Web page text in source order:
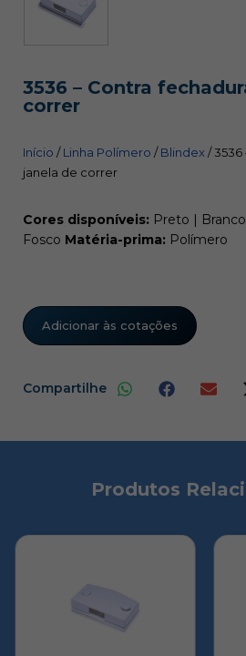
3536 – Contra
correr
Início /Linha Polímero /Blindex/
janela de correr
Cores disponíveis: Preto |
Fosco Matéria-prima: Polímero
Adicionar às cotações
Compartilhe
Produtos